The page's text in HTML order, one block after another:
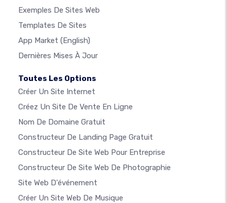
Exemples De Sites Web
Templates De Sites
App Market (English)
Dernières Mises À Jour
Toutes Les Options
Créer Un Site Internet
Créez Un Site De Vente En Ligne
Nom De Domaine Gratuit
Constructeur De Landing Page Gratuit
Constructeur De Site Web Pour Entreprise
Constructeur De Site Web De Photographie
Site Web D'événement
Créer Un Site Web De Musique